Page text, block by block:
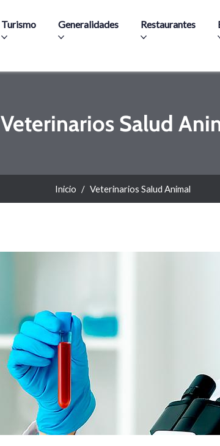
Turismo Generalidades Restaurantes
Veterinarios Salud
Inicio Veterinarios Salud Animal